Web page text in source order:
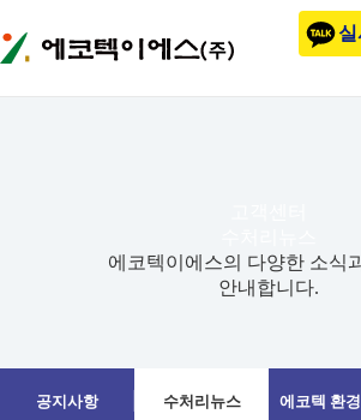
건너뛰기
실
에코텍이에스의 다양한 소식
안내합니다.
공지사항 수처리뉴스 에코텍 환